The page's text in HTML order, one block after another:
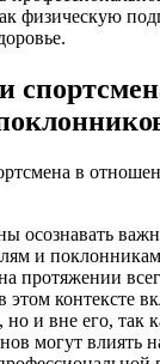
физическую
осознавать
и
протяжении
контексте
но и вне его, так
могут влиять